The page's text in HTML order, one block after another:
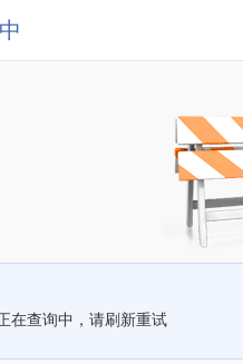
在查询中，请刷新重试